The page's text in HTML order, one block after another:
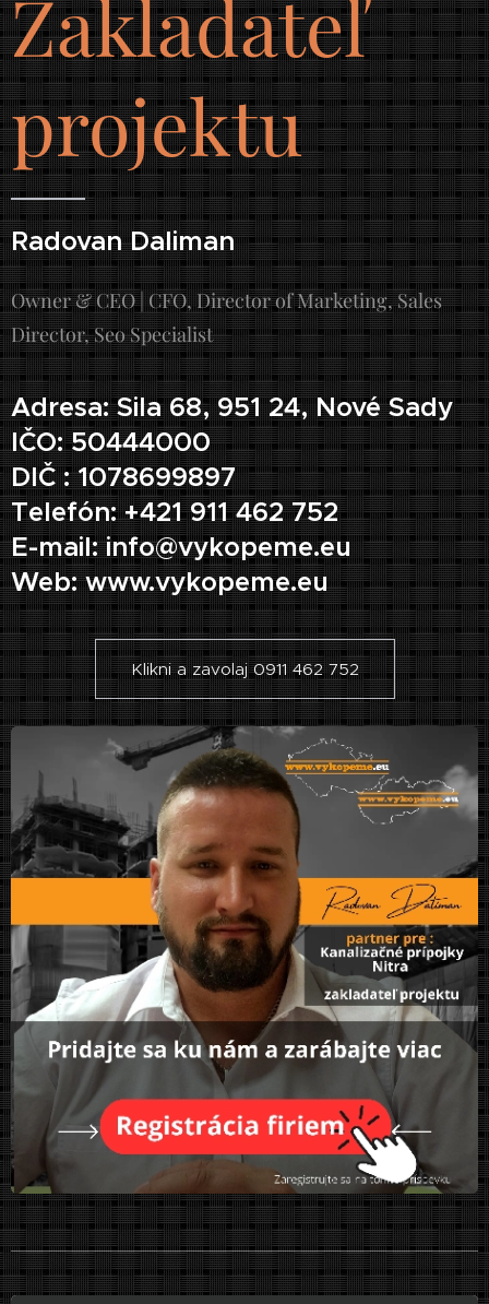
Zakladateľ
projektu
Radovan Daliman
Owner & CEO | CFO, Director of Marketing, Sales
Director, Seo Specialist
Adresa: Sila 68, 951 24, Nové Sady
IČO: 50444000
DIČ : 1078699897
Telefón: +421 911 462 752
E-mail: info@vykopeme.eu
Web: www.vykopeme.eu
Klikni a zavolaj 0911 462 752